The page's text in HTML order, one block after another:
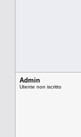
Admin
Utente non iscritto